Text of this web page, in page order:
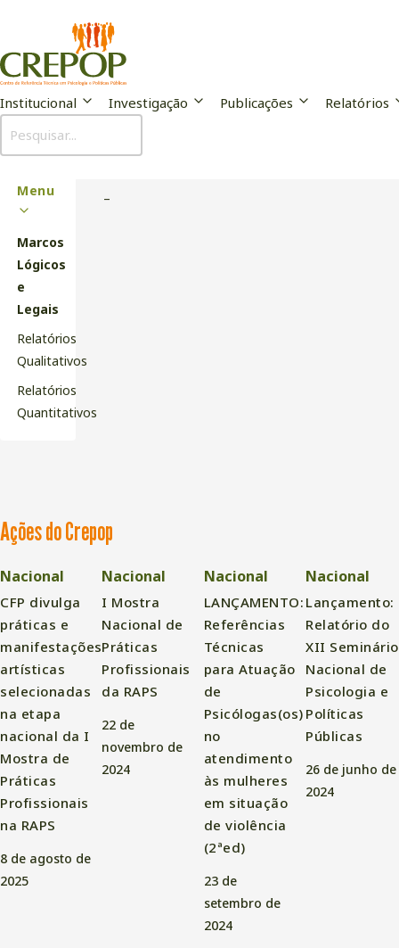
Institucional Investigação Publicações Relatórios
Menu
Marcos
Lógicos
e
Legais
Relatórios
Qualitativos
Relatórios
Quantitativos
Marcos Lógicos e Legais
–
Ações do Crepop
Nacional
CFP divulga
práticas e
manifestações
artísticas
selecionadas
na etapa
nacional da I
Mostra de
Práticas
Profissionais
na RAPS
8 de agosto de
2025
Nacional
I Mostra
Nacional de
Práticas
Profissionais
da RAPS
22 de
novembro de
2024
Nacional
LANÇAMENTO:
Referências
Técnicas
para Atuação
de
Psicólogas(os)
no
atendimento
às mulheres
em situação
de violência
(2ªed)
23 de
setembro de
2024
Nacional
Lançamento:
Relatório do
XII Seminário
Nacional de
Psicologia e
Políticas
Públicas
26 de junho de
2024